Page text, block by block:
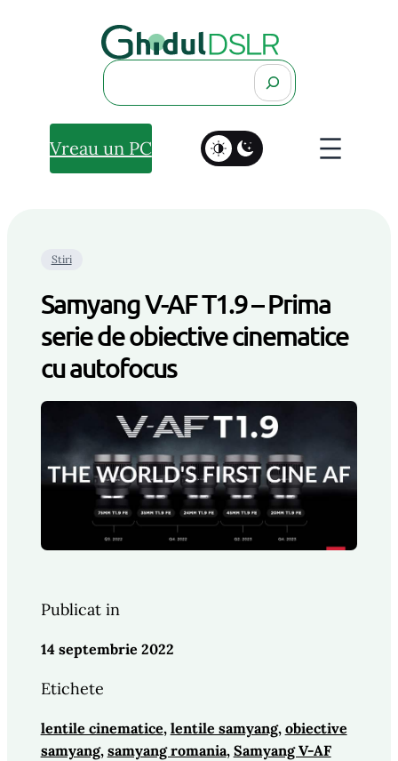
Search
Vreau un PC
Stiri
Samyang V-AF T1.9 – Prima
serie de obiective cinematice
cu autofocus
Publicat in
14 septembrie 2022
Etichete
lentile cinematice, lentile samyang, obiective
samyang, samyang romania, Samyang V-AF